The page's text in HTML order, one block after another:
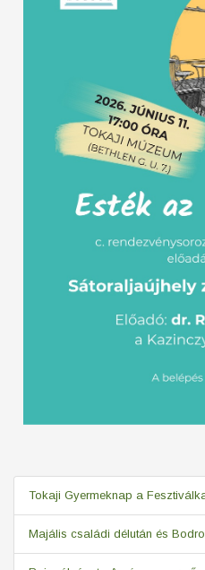
Tokaji Gyermeknap a
Majális családi délután és